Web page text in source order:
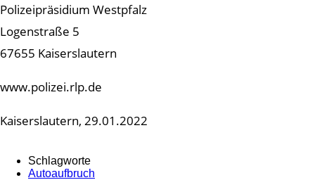
Polizeipräsidium Westpfalz
Logenstraße 5
67655 Kaiserslautern
www.polizei.rlp.de
Kaiserslautern, 29.01.2022
Schlagworte
Autoaufbruch